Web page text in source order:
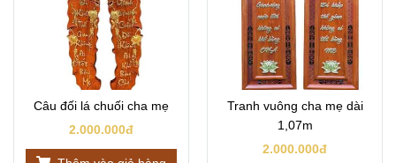
Câu đối lá chuối cha mẹ
2.000.000đ
Tranh vuông cha mẹ dài
1,07m
2.000.000đ